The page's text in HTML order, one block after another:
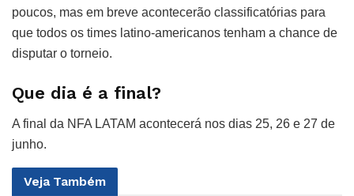
poucos, mas em breve acontecerão classificatórias para
que todos os times latino-americanos tenham a chance de
disputar o torneio.
Que dia é a final?
A final da NFA LATAM acontecerá nos dias 25, 26 e 27 de
junho.
Veja Também